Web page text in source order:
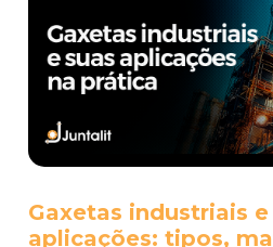
Gaxetas industriais e
aplicações: tipos,